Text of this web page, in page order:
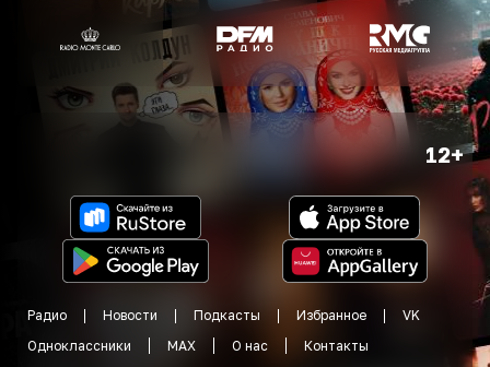
12+
Радио Новости Подкасты Избранное
VK
Одноклассники
MAX О нас Контакты